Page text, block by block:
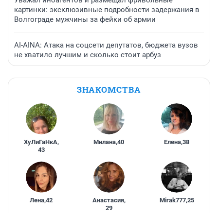
картинки: эксклюзивные подробности задержания в
Волгограде мужчины за фейки об армии
AI-AINA: Атака на соцсети депутатов, бюджета вузов
не хватило лучшим и сколько стоит арбуз
ЗНАКОМСТВА
ХуЛиГаНкА,
43
Милана,40 Елена,38
Лена,42 Анастасия,
29
Mirak777,25